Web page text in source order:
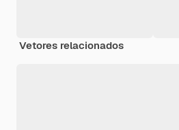
Vetores relacionados